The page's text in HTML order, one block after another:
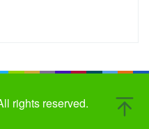
rights reserved.